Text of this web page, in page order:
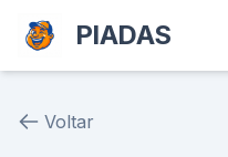
PIADAS
Voltar